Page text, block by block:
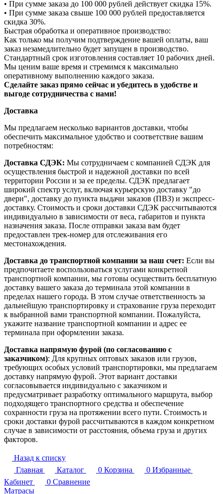
• При сумме заказа до 100 000 рублей действует скидка 15%.
• При сумме заказа свыше 100 000 рублей предоставляется
скидка 30%.
Быстрая обработка и оперативное производство:
Как только мы получим подтверждение вашей оплаты, ваш
заказ незамедлительно будет запущен в производство.
Стандартный срок изготовления составляет 10 рабочих дней.
Мы ценим ваше время и стремимся к максимально
оперативному выполнению каждого заказа.
Сделайте заказ прямо сейчас и убедитесь в удобстве и
выгоде сотрудничества с нами!
Доставка
Мы предлагаем несколько вариантов доставки, чтобы
обеспечить максимальное удобство и соответствие вашим
потребностям:
Доставка СДЭК: Мы сотрудничаем с компанией СДЭК для
осуществления быстрой и надежной доставки по всей
территории России и за ее пределы. СДЭК предлагает
широкий спектр услуг, включая курьерскую доставку "до
двери", доставку до пункта выдачи заказов (ПВЗ) и экспресс-
доставку. Стоимость и сроки доставки СДЭК рассчитываются
индивидуально в зависимости от веса, габаритов и пункта
назначения заказа. После отправки заказа вам будет
предоставлен трек-номер для отслеживания его
местонахождения.
Доставка до транспортной компании за наш счет: Если вы
предпочитаете воспользоваться услугами конкретной
транспортной компании, мы готовы осуществить бесплатную
доставку вашего заказа до терминала этой компании в
пределах нашего города. В этом случае ответственность за
дальнейшую транспортировку и страхование груза переходит
к выбранной вами транспортной компании. Пожалуйста,
укажите название транспортной компании и адрес ее
терминала при оформлении заказа.
Доставка напрямую фурой (по согласованию с
заказчиком): Для крупных оптовых заказов или грузов,
требующих особых условий транспортировки, мы предлагаем
доставку напрямую фурой. Этот вариант доставки
согласовывается индивидуально с заказчиком и
предусматривает разработку оптимального маршрута, выбор
подходящего транспортного средства и обеспечение
сохранности груза на протяжении всего пути. Стоимость и
сроки доставки фурой рассчитываются в каждом конкретном
случае в зависимости от расстояния, объема груза и других
факторов.
Назад к списку
Главная
Каталог 0 Корзина 0 Избранные
Кабинет
0 Сравнение
Матрасы